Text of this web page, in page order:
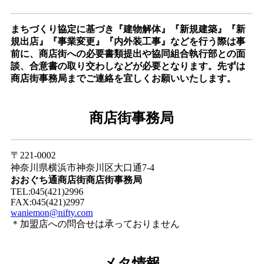
まちづくり協定に基づき『建物解体』『新規建築』『新
規出店』『事業変更』『内外装工事』などを行う際は事
前に、商店街への必要書類提出や協同組合執行部との面
談、合意書の取り交わしなどが必要となります。先ずは
商店街事務局までご連絡を宜しくお願いいたします。
商店街事務局
〒221-0002
神奈川県横浜市神奈川区大口通7-4
おおぐち通商店街商店街事務局
TEL:045(421)2996
FAX:045(421)2997
waniemon@nifty.com
＊加盟店への問合せは承っておりません